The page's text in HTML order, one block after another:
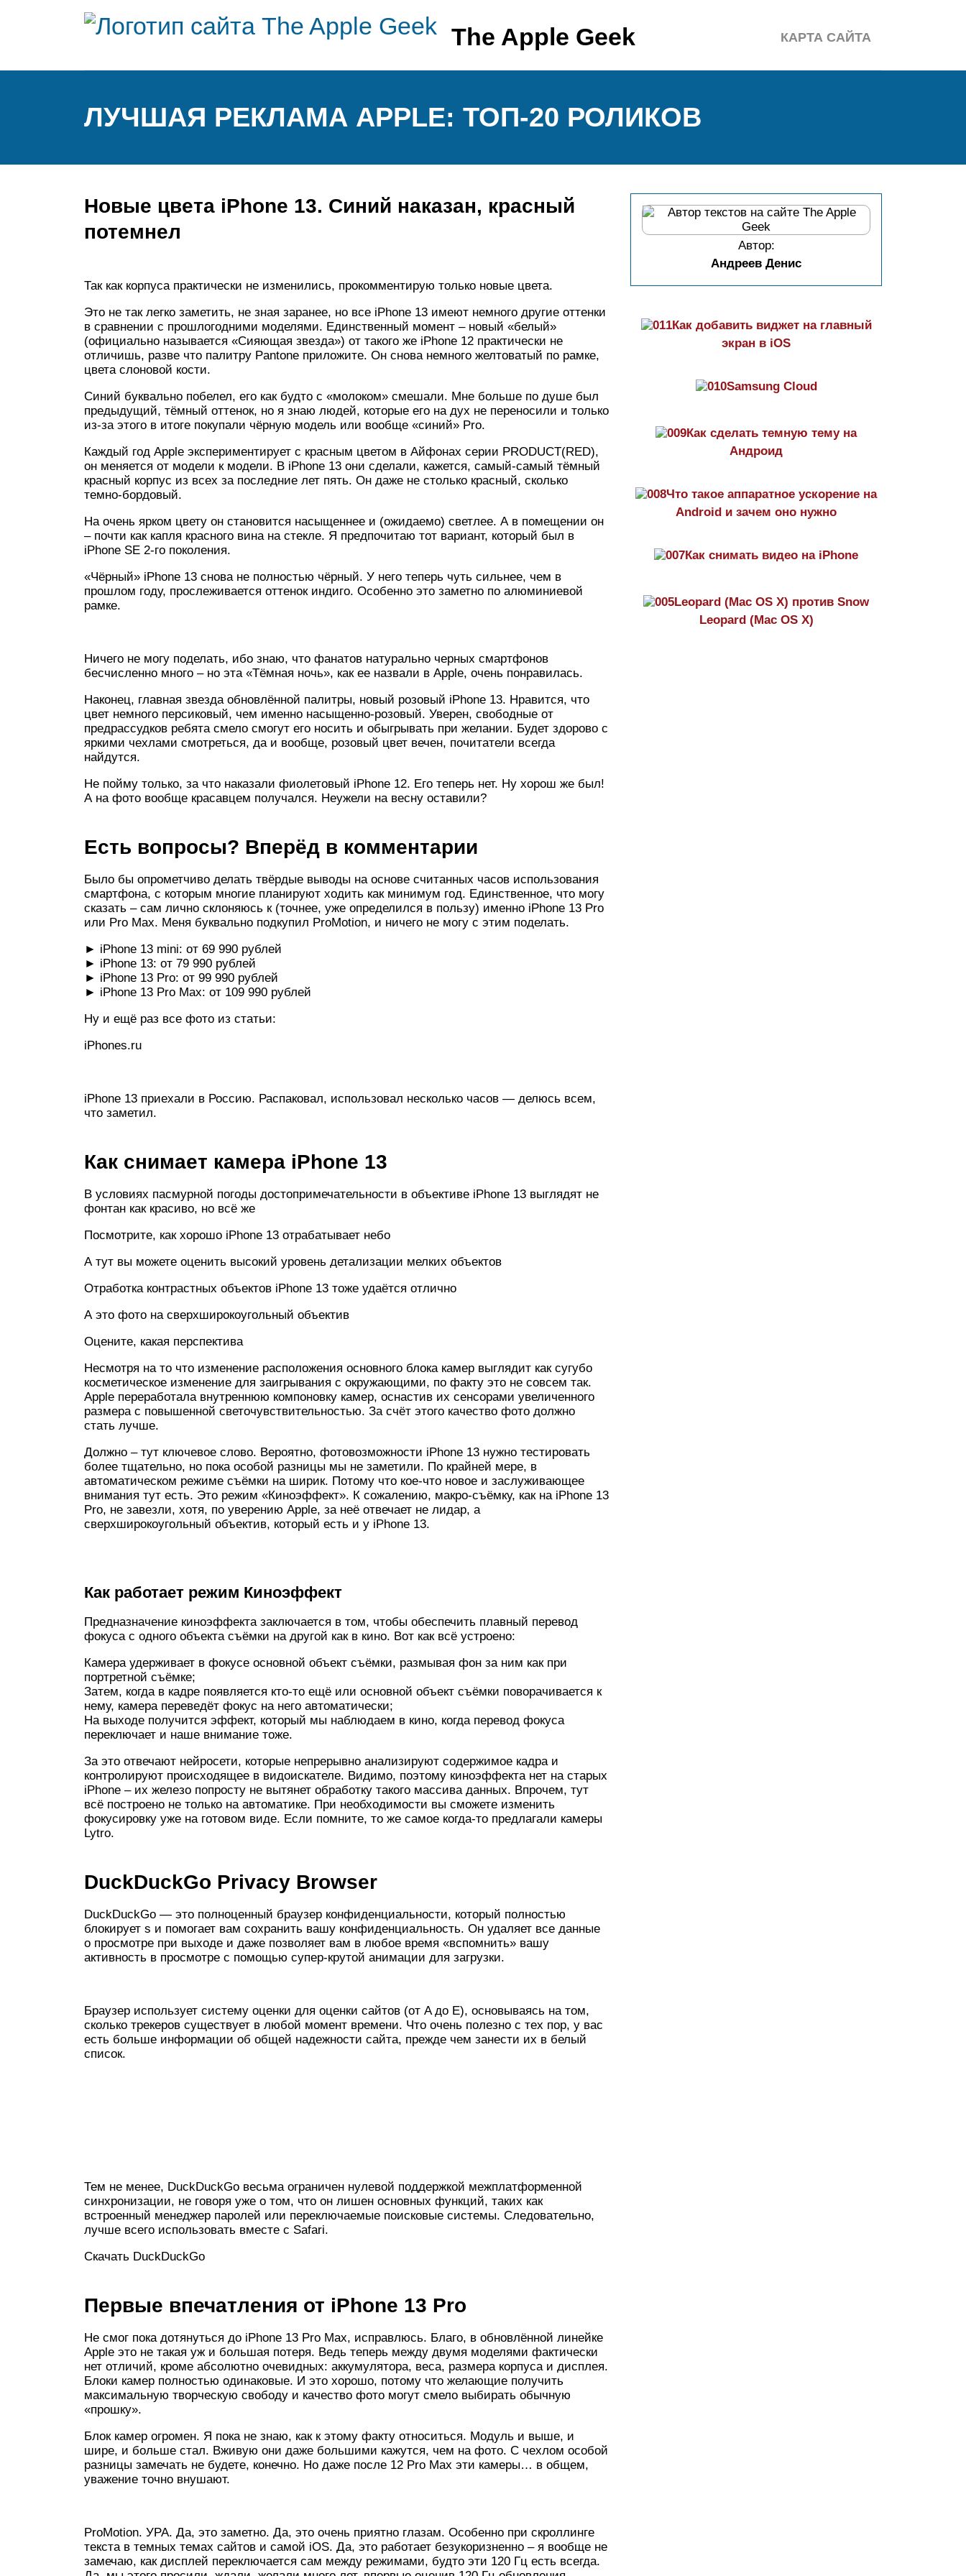
The Apple Geek КАРТА САЙТА
ЛУЧШАЯ РЕКЛАМА APPLE: ТОП-20 РОЛИКОВ
Новые цвета iPhone 13. Синий наказан, красный
потемнел
Так как корпуса практически не изменились, прокомментирую только новые цвета.
Это не так легко заметить, не зная заранее, но все iPhone 13 имеют немного другие оттенки
в сравнении с прошлогодними моделями. Единственный момент – новый «белый»
(официально называется «Сияющая звезда») от такого же iPhone 12 практически не
отличишь, разве что палитру Pantone приложите. Он снова немного желтоватый по рамке,
цвета слоновой кости.
Синий буквально побелел, его как будто с «молоком» смешали. Мне больше по душе был
предыдущий, тёмный оттенок, но я знаю людей, которые его на дух не переносили и только
из-за этого в итоге покупали чёрную модель или вообще «синий» Pro.
Каждый год Apple экспериментирует с красным цветом в Айфонах серии PRODUCT(RED),
он меняется от модели к модели. В iPhone 13 они сделали, кажется, самый-самый тёмный
красный корпус из всех за последние лет пять. Он даже не столько красный, сколько
темно-бордовый.
На очень ярком цвету он становится насыщеннее и (ожидаемо) светлее. А в помещении он
– почти как капля красного вина на стекле. Я предпочитаю тот вариант, который был в
iPhone SE 2-го поколения.
«Чёрный» iPhone 13 снова не полностью чёрный. У него теперь чуть сильнее, чем в
прошлом году, прослеживается оттенок индиго. Особенно это заметно по алюминиевой
рамке.
Ничего не могу поделать, ибо знаю, что фанатов натурально черных смартфонов
бесчисленно много – но эта «Тёмная ночь», как ее назвали в Apple, очень понравилась.
Наконец, главная звезда обновлённой палитры, новый розовый iPhone 13. Нравится, что
цвет немного персиковый, чем именно насыщенно-розовый. Уверен, свободные от
предрассудков ребята смело смогут его носить и обыгрывать при желании. Будет здорово с
яркими чехлами смотреться, да и вообще, розовый цвет вечен, почитатели всегда
найдутся.
Не пойму только, за что наказали фиолетовый iPhone 12. Его теперь нет. Ну хорош же был!
А на фото вообще красавцем получался. Неужели на весну оставили?
Есть вопросы? Вперёд в комментарии
Было бы опрометчиво делать твёрдые выводы на основе считанных часов использования
смартфона, с которым многие планируют ходить как минимум год. Единственное, что могу
сказать – сам лично склоняюсь к (точнее, уже определился в пользу) именно iPhone 13 Pro
или Pro Max. Меня буквально подкупил ProMotion, и ничего не могу с этим поделать.
► iPhone 13 mini: от 69 990 рублей
► iPhone 13: от 79 990 рублей
► iPhone 13 Pro: от 99 990 рублей
► iPhone 13 Pro Max: от 109 990 рублей
Ну и ещё раз все фото из статьи:
iPhones.ru
iPhone 13 приехали в Россию. Распаковал, использовал несколько часов — делюсь всем,
что заметил.
Как снимает камера iPhone 13
В условиях пасмурной погоды достопримечательности в объективе iPhone 13 выглядят не
фонтан как красиво, но всё же
Посмотрите, как хорошо iPhone 13 отрабатывает небо
А тут вы можете оценить высокий уровень детализации мелких объектов
Отработка контрастных объектов iPhone 13 тоже удаётся отлично
А это фото на сверхширокоугольный объектив
Оцените, какая перспектива
Несмотря на то что изменение расположения основного блока камер выглядит как сугубо
косметическое изменение для заигрывания с окружающими, по факту это не совсем так.
Apple переработала внутреннюю компоновку камер, оснастив их сенсорами увеличенного
размера с повышенной светочувствительностью. За счёт этого качество фото должно
стать лучше.
Должно – тут ключевое слово. Вероятно, фотовозможности iPhone 13 нужно тестировать
более тщательно, но пока особой разницы мы не заметили. По крайней мере, в
автоматическом режиме съёмки на ширик. Потому что кое-что новое и заслуживающее
внимания тут есть. Это режим «Киноэффект». К сожалению, макро-съёмку, как на iPhone 13
Pro, не завезли, хотя, по уверению Apple, за неё отвечает не лидар, а
сверхширокоугольный объектив, который есть и у iPhone 13.
Как работает режим Киноэффект
Предназначение киноэффекта заключается в том, чтобы обеспечить плавный перевод
фокуса с одного объекта съёмки на другой как в кино. Вот как всё устроено:
Камера удерживает в фокусе основной объект съёмки, размывая фон за ним как при
портретной съёмке;
Затем, когда в кадре появляется кто-то ещё или основной объект съёмки поворачивается к
нему, камера переведёт фокус на него автоматически;
На выходе получится эффект, который мы наблюдаем в кино, когда перевод фокуса
переключает и наше внимание тоже.
За это отвечают нейросети, которые непрерывно анализируют содержимое кадра и
контролируют происходящее в видоискателе. Видимо, поэтому киноэффекта нет на старых
iPhone – их железо попросту не вытянет обработку такого массива данных. Впрочем, тут
всё построено не только на автоматике. При необходимости вы сможете изменить
фокусировку уже на готовом виде. Если помните, то же самое когда-то предлагали камеры
Lytro.
DuckDuckGo Privacy Browser
DuckDuckGo — это полноценный браузер конфиденциальности, который полностью
блокирует s и помогает вам сохранить вашу конфиденциальность. Он удаляет все данные
о просмотре при выходе и даже позволяет вам в любое время «вспомнить» вашу
активность в просмотре с помощью супер-крутой анимации для загрузки.
Браузер использует систему оценки для оценки сайтов (от A до E), основываясь на том,
сколько трекеров существует в любой момент времени. Что очень полезно с тех пор, у вас
есть больше информации об общей надежности сайта, прежде чем занести их в белый
список.
Тем не менее, DuckDuckGo весьма ограничен нулевой поддержкой межплатформенной
синхронизации, не говоря уже о том, что он лишен основных функций, таких как
встроенный менеджер паролей или переключаемые поисковые системы. Следовательно,
лучше всего использовать вместе с Safari.
Скачать DuckDuckGo
Первые впечатления от iPhone 13 Pro
Не смог пока дотянуться до iPhone 13 Pro Max, исправлюсь. Благо, в обновлённой линейке
Apple это не такая уж и большая потеря. Ведь теперь между двумя моделями фактически
нет отличий, кроме абсолютно очевидных: аккумулятора, веса, размера корпуса и дисплея.
Блоки камер полностью одинаковые. И это хорошо, потому что желающие получить
максимальную творческую свободу и качество фото могут смело выбирать обычную
«прошку».
Блок камер огромен. Я пока не знаю, как к этому факту относиться. Модуль и выше, и
шире, и больше стал. Вживую они даже большими кажутся, чем на фото. С чехлом особой
разницы замечать не будете, конечно. Но даже после 12 Pro Max эти камеры… в общем,
уважение точно внушают.
ProMotion. УРА. Да, это заметно. Да, это очень приятно глазам. Особенно при скроллинге
текста в темных темах сайтов и самой iOS. Да, это работает безукоризненно – я вообще не
замечаю, как дисплей переключается сам между режимами, будто эти 120 Гц есть всегда.
Автор:
Андреев Денис
Как добавить виджет на главный
экран в iOS
Samsung Cloud
Как сделать темную тему на
Aндроид
Что такое аппаратное ускорение на
Android и зачем оно нужно
Как снимать видео на iPhone
Leopard (Mac OS X) против Snow
Leopard (Mac OS X)